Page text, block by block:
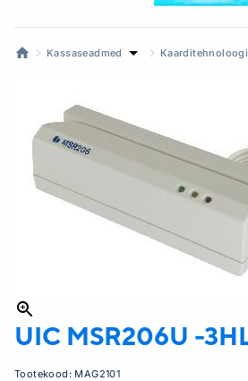
Kassaseadmed
UIC MSR206U -
Tootekood: MAG2101